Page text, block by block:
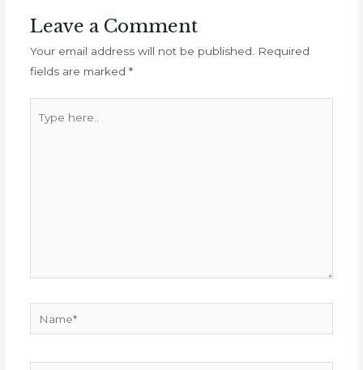
Leave a Comment
Your email address will not be published.
Required
fields are marked *